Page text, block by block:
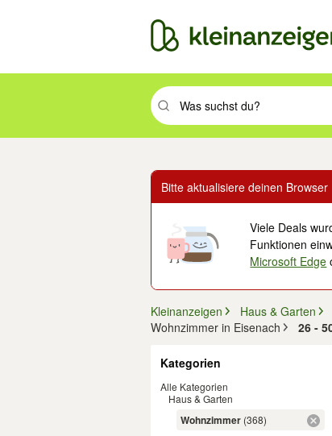
Suchbegriff eingeben.
Bitte aktualisiere deinen Browser
Viele Deals
Funktionen
Microsoft Edge
Kleinanzeigen
Haus & Garten
Wohnzimmer in Eisenach
26 -
Kategorien
Alle Kategorien
Haus & Garten
Wohnzimmer (368)